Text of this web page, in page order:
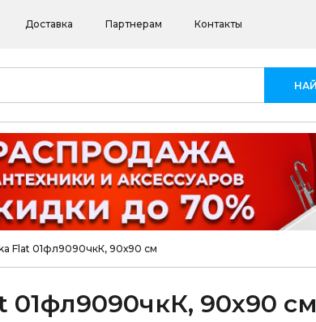
Доставка Партнерам Контакты
Flat 01фл9090чкК, 90х90 см
90х90 см